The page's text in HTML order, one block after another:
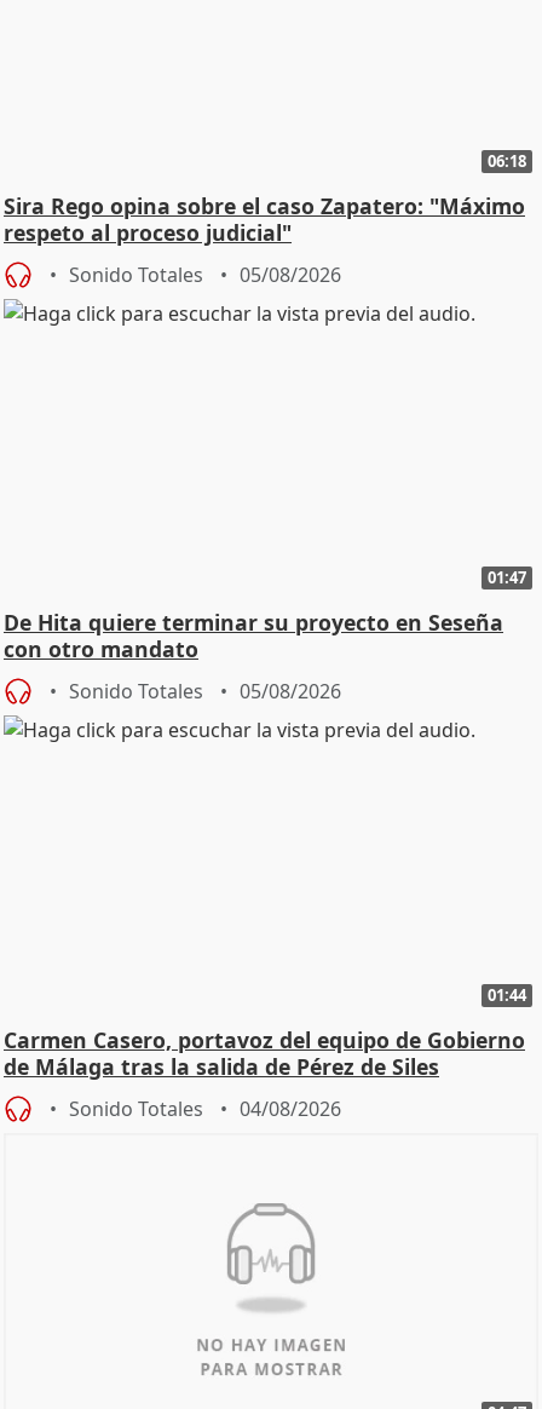
06:18
Sira Rego opina sobre el caso Zapatero: "Máximo
respeto al proceso judicial"
Sonido Totales 05/08/2026
01:47
De Hita quiere terminar su proyecto en Seseña
con otro mandato
Sonido Totales 05/08/2026
01:44
Carmen Casero, portavoz del equipo de Gobierno
de Málaga tras la salida de Pérez de Siles
Sonido Totales 04/08/2026